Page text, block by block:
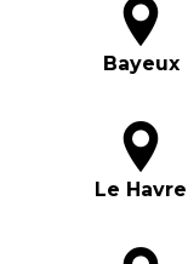
Bayeux
Le Havre